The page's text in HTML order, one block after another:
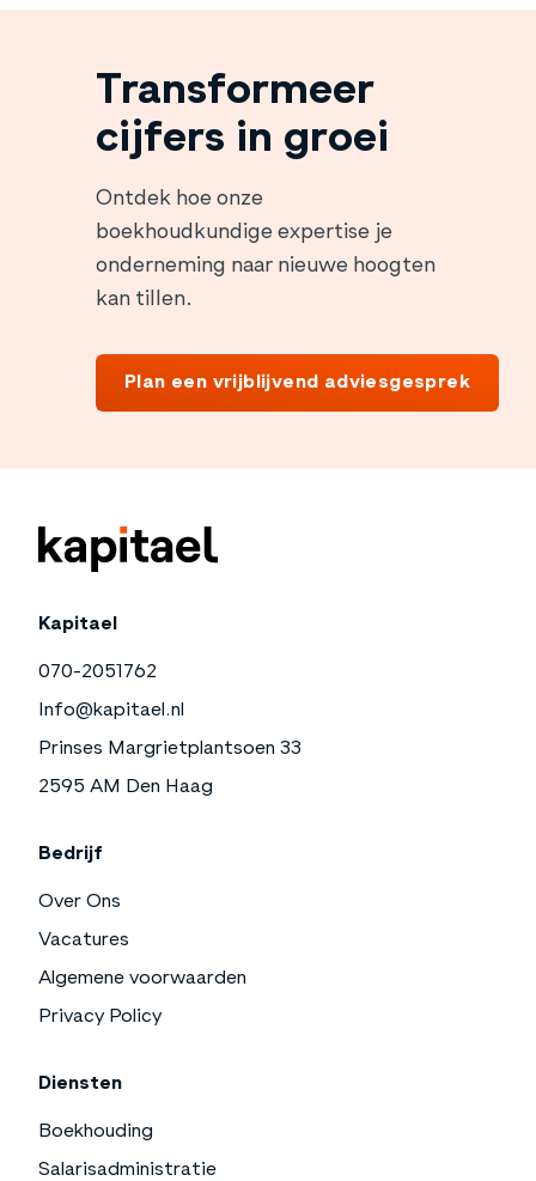
Transformeer
cijfers in groei
Ontdek hoe onze
boekhoudkundige expertise je
onderneming naar nieuwe hoogten
kan tillen.
Plan een vrijblijvend adviesgesprek
Kapitael
070-2051762
Info@kapitael.nl
Prinses Margrietplantsoen 33
2595 AM Den Haag
Bedrijf
Over Ons
Vacatures
Algemene voorwaarden
Privacy Policy
Diensten
Boekhouding
Salarisadministratie